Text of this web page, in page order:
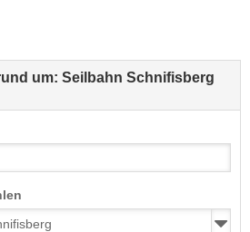
um: Seilbahn Schnifisberg